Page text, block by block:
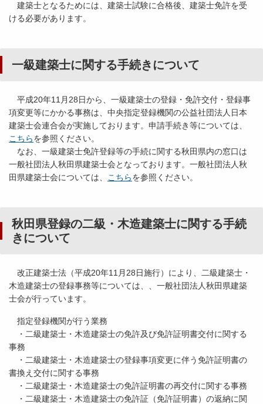
建築士となるためには、建築士試験に合格後、建築士免許を受
ける必要があります。
一級建築士に関する手続きについて
平成20年11月28日から、一級建築士の登録・免許交付・登録事
項変更等にかかる事務は、中央指定登録機関の公益社団法人日本
建築士会連合会が実施しております。申請手続き等については、
こちらを参照ください。
なお、一級建築士免許登録等の手続に関する秋田県内の窓口は
一般社団法人秋田県建築士会となっております。一般社団法人秋
田県建築士会については、
こちらを参照ください。
秋田県登録の二級・木造建築士に関する手続
きについて
改正建築士法（平成20年11月28日施行）により、二級建築士・
木造建築士の登録事務等については、、一般社団法人秋田県建築
士会が行っています。
指定登録機関が行う業務
・二級建築士・木造建築士の免許及び免許証明書交付に関する
事務
・二級建築士・木造建築士の登録事項変更に伴う免許証明書の
書換え交付に関する事務
・二級建築士・木造建築士の免許証明書の再交付に関する事務
・二級建築士・木造建築士の免許証（免許証明書）の返納に関